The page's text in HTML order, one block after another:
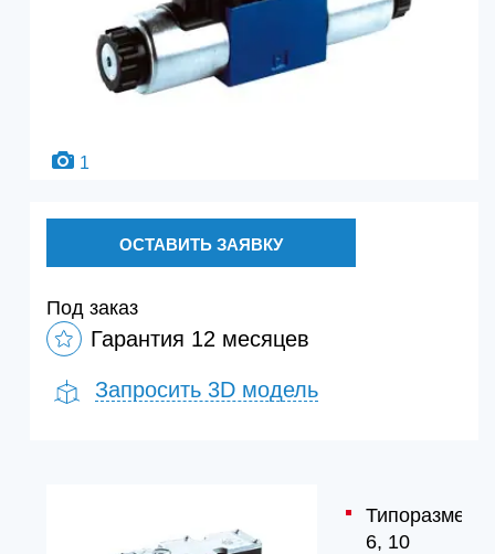
1
ОСТАВИТЬ ЗАЯВКУ
Под заказ
Гарантия 12 месяцев
Запросить 3D модель
Типоразмер
6, 10